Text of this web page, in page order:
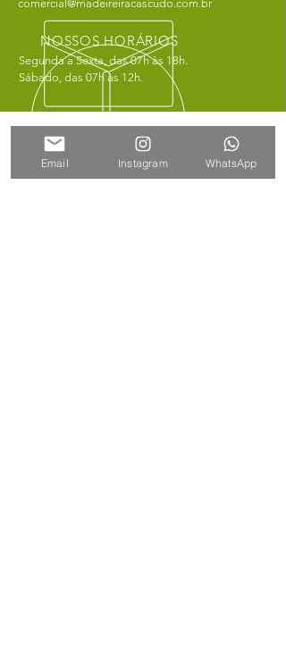
comercial@madeireiracascudo.com.br
NOSSOS HORÁRIOS
Segunda a Sexta, das 07h às 18h.
Sábado, das 07h às 12h.
QUEM SOMOS
Desde 1997, a Madeireira Cascudo é líder na
comercialização de madeiras na região dos
Email Instagram WhatsApp